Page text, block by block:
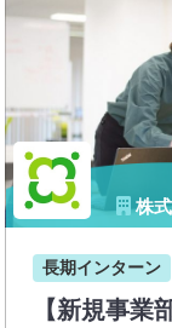
株
長期インターン
【新規事業